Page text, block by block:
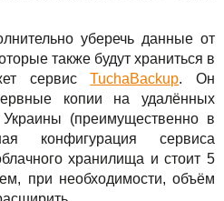
уберечь данные от
также будут храниться в
сервисTuchaBackup. Он
копии на удалённых
(преимущественно в
конфигурация сервиса
хранилища и стоит 5
при необходимости, объём